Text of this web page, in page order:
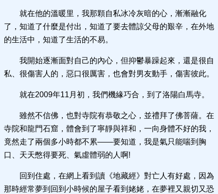
就在他的溫暖里，我那顆自私冰冷灰暗的心，漸漸融化
了，知道了什麼是付出，知道了要去體諒父母的艱辛，在外地
的生活中，知道了生活的不易。
我開始逐漸面對自己的內心，但抑鬱暴躁起來，還是很自
私、很傷害人的，惡口很厲害，也會對男友動手，傷害彼此。
就在2009年11月初，我們機緣巧合，到了洛陽白馬寺。
雖然不信佛，也對寺院有恭敬之心，並禮拜了佛菩薩。在
寺院和龍門石窟，體會到了寧靜與祥和，一向身體不好的我，
竟然走了兩個多小時都不累——要知道，我是氣只能喘到胸
口、天天憋得要死、氣虛體弱的人啊!
回到住處，在網上看到讀《地藏經》對亡人有好處，因為
那時經常夢到回到小時候的屋子看到姥姥，在夢裡又親切又恐